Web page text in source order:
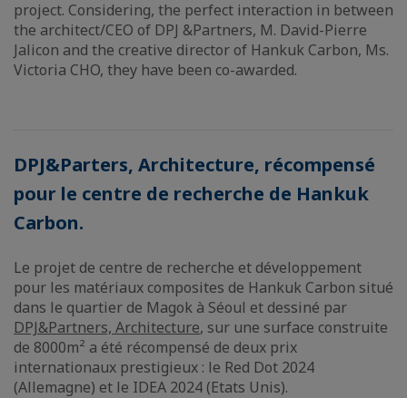
project. Considering, the perfect interaction in between
the architect/CEO of DPJ &Partners, M. David-Pierre
Jalicon and the creative director of Hankuk Carbon, Ms.
Victoria CHO, they have been co-awarded.
DPJ&Parters, Architecture, récompensé
pour le centre de recherche de Hankuk
Carbon.
Le projet de centre de recherche et développement
pour les matériaux composites de Hankuk Carbon situé
dans le quartier de Magok à Séoul et dessiné par
DPJ&Partners, Architecture, sur une surface construite
de 8000m² a été récompensé de deux prix
internationaux prestigieux : le Red Dot 2024
(Allemagne) et le IDEA 2024 (Etats Unis).